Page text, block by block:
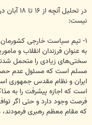
در تحلیل
نیست:
۱- تیم سیاست خارجی کشورمان
به عنوان فرزندان انقلاب و
سختی‌های زیادی را متحمل شدند
است که اجازه پیشرفت را به
فرصت‌ وجود دارد و حتی اگر
که مقام معظم رهبری فرمودند،